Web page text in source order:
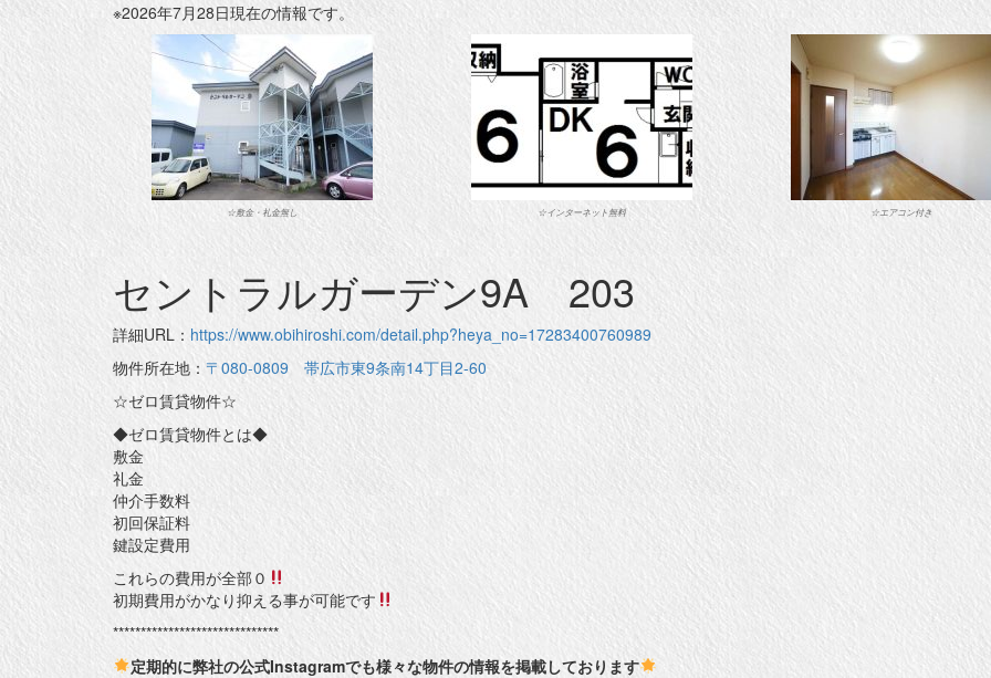
※2026年7月28日現在の情報です。
☆敷金・礼金無し ☆インターネット無料 ☆エアコン付き
セントラルガーデン9A 203
詳細URL： https://www.obihiroshi.com/detail.php?heya_no=17283400760989
物件所在地： 〒080-0809 帯広市東9条南14丁目2-60
☆ゼロ賃貸物件☆
◆ゼロ賃貸物件とは◆
敷金
礼金
仲介手数料
初回保証料
鍵設定費用
これらの費用が全部０
初期費用がかなり抑える事が可能です
******************************
定期的に弊社の公式Instagramでも様々な物件の情報を掲載しております